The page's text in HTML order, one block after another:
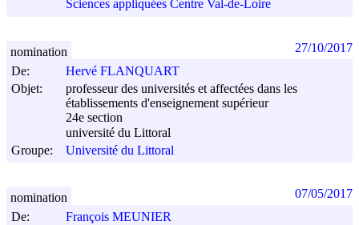
Sciences appliquées Centre Val-de-Loire
De:
Hervé FLANQUART
Objet:
professeur des universités et affectées dans les
établissements d'enseignement supérieur
24e section
université du Littoral
Groupe:
Université du Littoral
nomination 27/10/2017
De:
François MEUNIER
nomination 07/05/2017